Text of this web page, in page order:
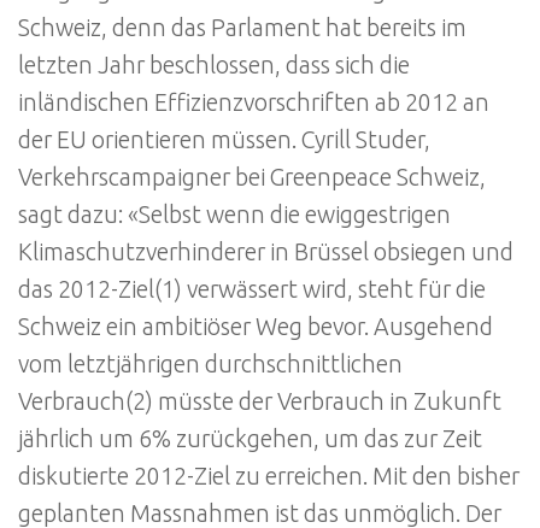
Schweiz, denn das Parlament hat bereits im
letzten Jahr beschlossen, dass sich die
inländischen Effizienzvorschriften ab 2012 an
der EU orientieren müssen. Cyrill Studer,
Verkehrscampaigner bei Greenpeace Schweiz,
sagt dazu: «Selbst wenn die ewiggestrigen
Klimaschutzverhinderer in Brüssel obsiegen und
das 2012-Ziel(1) verwässert wird, steht für die
Schweiz ein ambitiöser Weg bevor. Ausgehend
vom letztjährigen durchschnittlichen
Verbrauch(2) müsste der Verbrauch in Zukunft
jährlich um 6% zurückgehen, um das zur Zeit
diskutierte 2012-Ziel zu erreichen. Mit den bisher
geplanten Massnahmen ist das unmöglich. Der